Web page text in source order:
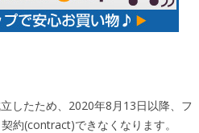
したため、2020年8月13日以降、フ
約(contract)できなくなります。